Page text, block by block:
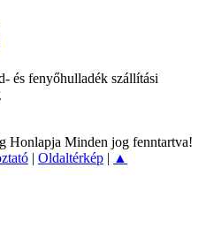
és fenyőhulladék szállítási
Honlapja Minden jog fenntartva!
| Oldaltérkép | ▲